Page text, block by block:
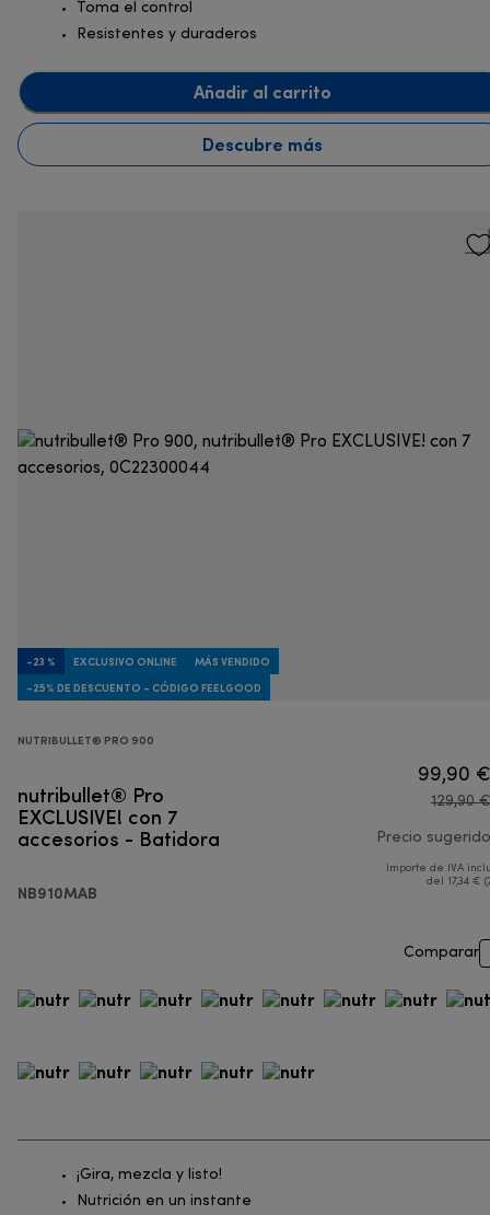
Toma el control
Resistentes y duraderos
Añadir al carrito
Descubre más
-23 % EXCLUSIVO ONLINE
MÁS VENDIDO
-25% DE DESCUENTO - CÓDIGO FEELGOOD
NUTRIBULLET® PRO 900
nutribullet® Pro
EXCLUSIVE! con 7
accesorios - Batidora
NB910MAB
99,90 €
129,90 €
Precio sugerido
Importe de IVA
del 17,34 €
Comparar
¡Gira, mezcla y listo!
Nutrición en un instante